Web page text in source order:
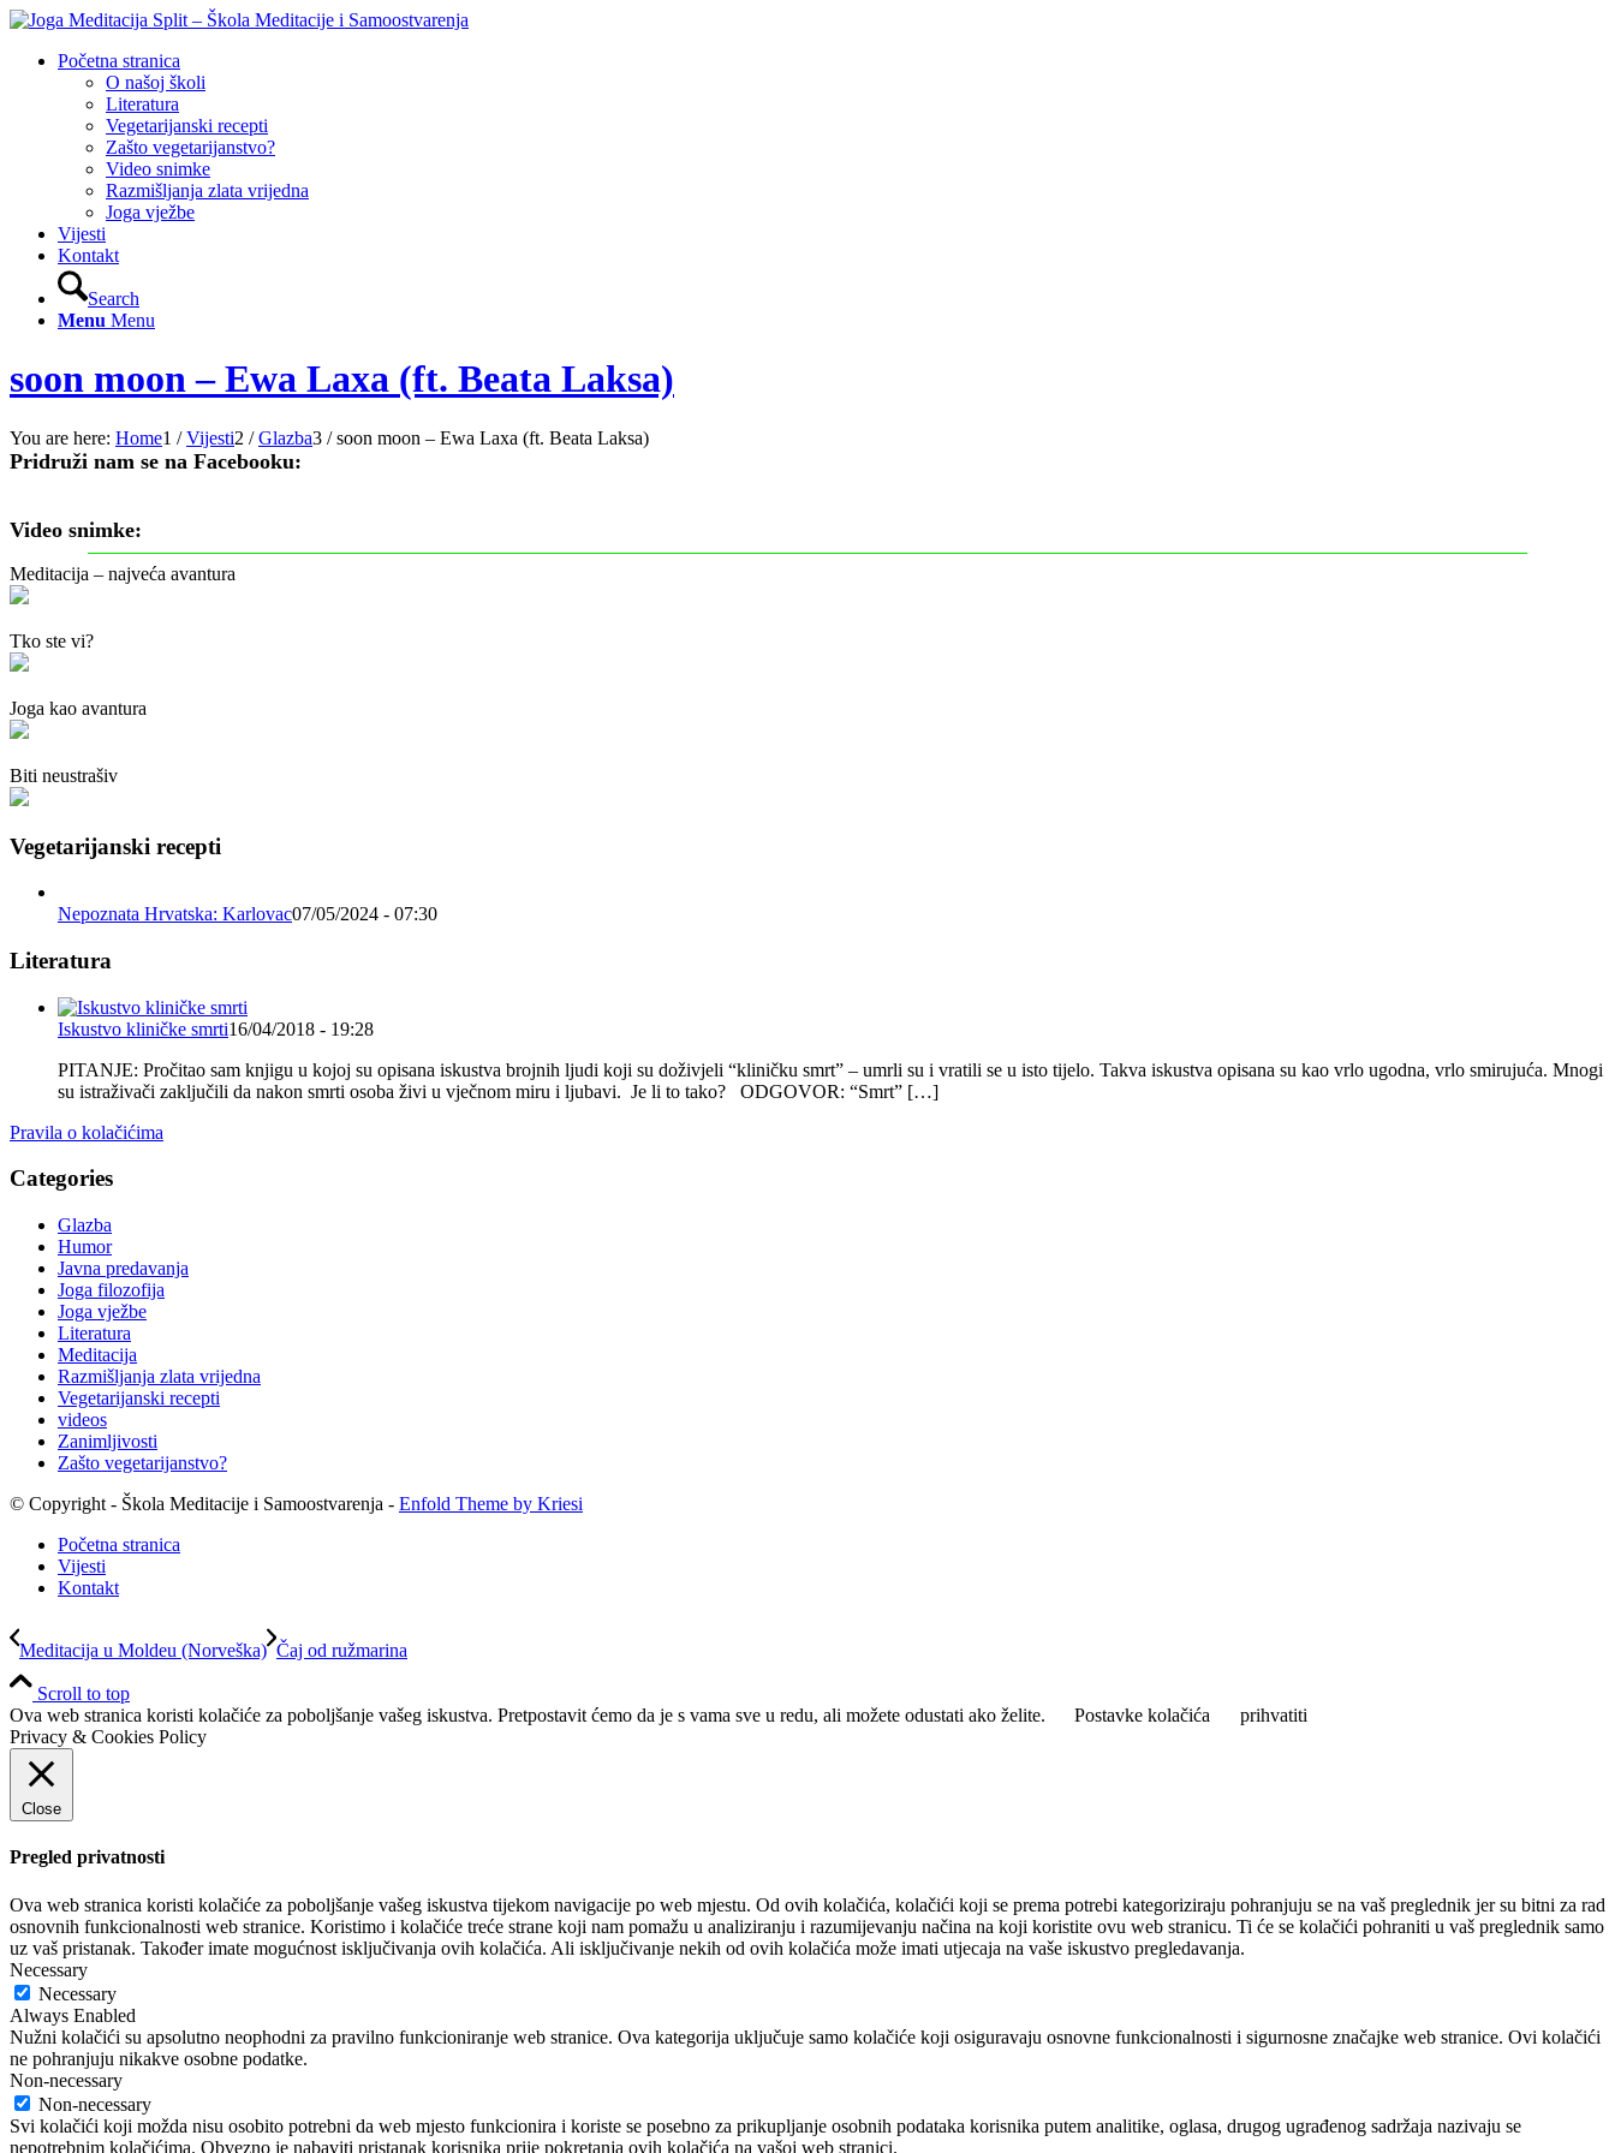
Početna stranica
O našoj školi
Literatura
Vegetarijanski recepti
Zašto vegetarijanstvo?
Video snimke
Razmišljanja zlata vrijedna
Joga vježbe
Vijesti
Kontakt
Search
Menu Menu
soon moon – Ewa Laxa (ft. Beata Laksa)
You are here: Home1 / Vijesti2 / Glazba3 / soon moon – Ewa Laxa (ft. Beata Laksa)
Pridruži nam se na Facebooku:
Video snimke:
Meditacija – najveća avantura
Tko ste vi?
Joga kao avantura
Biti neustrašiv
Vegetarijanski recepti
Nepoznata Hrvatska: Karlovac07/05/2024 - 07:30
Literatura
Iskustvo kliničke smrti16/04/2018 - 19:28
PITANJE: Pročitao sam knjigu u kojoj su opisana iskustva brojnih ljudi koji su doživjeli “kliničku smrt” – umrli su i vratili se u isto tijelo. Takva iskustva opisana su kao vrlo ugodna, vrlo smirujuća. Mnogi
su istraživači zaključili da nakon smrti osoba živi u vječnom miru i ljubavi. Je li to tako? ODGOVOR: “Smrt” […]
Pravila o kolačićima
Categories
Glazba
Humor
Javna predavanja
Joga filozofija
Joga vježbe
Literatura
Meditacija
Razmišljanja zlata vrijedna
Vegetarijanski recepti
videos
Zanimljivosti
Zašto vegetarijanstvo?
© Copyright - Škola Meditacije i Samoostvarenja - Enfold Theme by Kriesi
Početna stranica
Vijesti
Kontakt
Meditacija u Moldeu (Norveška) Čaj od ružmarina
Scroll to top
Ova web stranica koristi kolačiće za poboljšanje vašeg iskustva. Pretpostavit ćemo da je s vama sve u redu, ali možete odustati ako želite.
Postavke kolačića
prihvatiti
Privacy & Cookies Policy
Close
Pregled privatnosti
Ova web stranica koristi kolačiće za poboljšanje vašeg iskustva tijekom navigacije po web mjestu. Od ovih kolačića, kolačići koji se prema potrebi kategoriziraju pohranjuju se na vaš preglednik jer su bitni za rad
osnovnih funkcionalnosti web stranice. Koristimo i kolačiće treće strane koji nam pomažu u analiziranju i razumijevanju načina na koji koristite ovu web stranicu. Ti će se kolačići pohraniti u vaš preglednik samo
uz vaš pristanak. Također imate mogućnost isključivanja ovih kolačića. Ali isključivanje nekih od ovih kolačića može imati utjecaja na vaše iskustvo pregledavanja.
Necessary
Necessary
Always Enabled
Nužni kolačići su apsolutno neophodni za pravilno funkcioniranje web stranice. Ova kategorija uključuje samo kolačiće koji osiguravaju osnovne funkcionalnosti i sigurnosne značajke web stranice. Ovi kolačići
ne pohranjuju nikakve osobne podatke.
Non-necessary
Non-necessary
Svi kolačići koji možda nisu osobito potrebni da web mjesto funkcionira i koriste se posebno za prikupljanje osobnih podataka korisnika putem analitike, oglasa, drugog ugrađenog sadržaja nazivaju se
nepotrebnim kolačićima. Obvezno je nabaviti pristanak korisnika prije pokretanja ovih kolačića na vašoj web stranici.